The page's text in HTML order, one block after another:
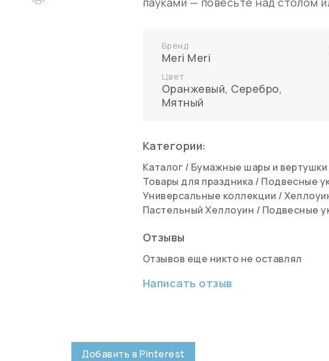
Бренд
Meri Meri
Цвет
Оранжевый, Серебро,
Мятный
Категории:
Каталог / Бумажные шары и вертушки
Товары для праздника / Подвесные
Универсальные коллекции /
Пастельный Хеллоуин / Подвесные
Отзывы
Отзывов еще никто не оставлял
Написать отзыв
Добавить в Pinterest